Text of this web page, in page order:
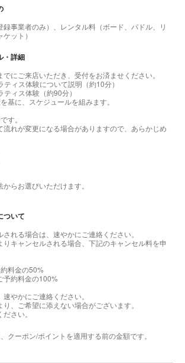
録事業者のみ）、レンタル料（ボード、パドル、リ
ット）
・詳細
にご来店いただき、受付をお済ませください。
ィス体験について説明（約10分）
ィス体験（約90分）
基に、スケジュールを組みます。
す。
流れが変更になる場合がありますので、あらかじめ
らお選びいただけます。
ついて
される場合は、速やかにご連絡ください。
りキャンセルされる場合、下記のキャンセル料を申
料金の50%
予約料金の100%
やかにご連絡ください。
、ご希望に添えない場合がございます。
さい。
クーポン/ポイントを適用する前の金額です。